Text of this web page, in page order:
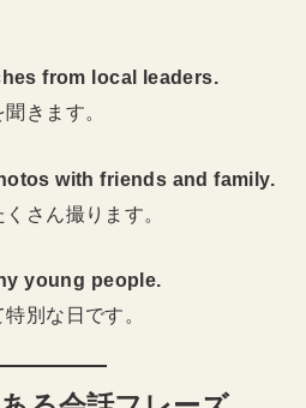
from local leaders.
きます。
with friends and family.
さん撮ります。
young people.
別な日です。